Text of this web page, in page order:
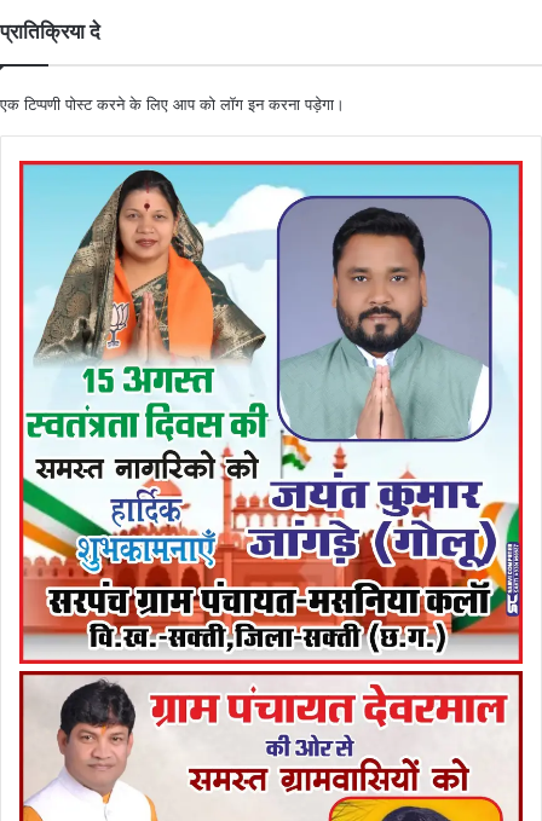
प्रातिक्रिया दे
एक टिप्पणी पोस्ट करने के लिए आप कोलॉग इनकरना पड़ेगा।